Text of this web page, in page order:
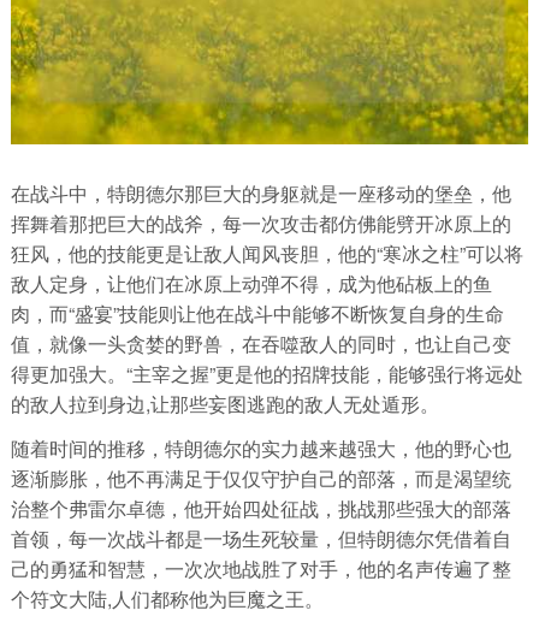
在战斗中，特朗德尔那巨大的身躯就是一座移动的堡垒，他
挥舞着那把巨大的战斧，每一次攻击都仿佛能劈开冰原上的
狂风，他的技能更是让敌人闻风丧胆，他的“寒冰之柱”可以将
敌人定身，让他们在冰原上动弹不得，成为他砧板上的鱼
肉，而“盛宴”技能则让他在战斗中能够不断恢复自身的生命
值，就像一头贪婪的野兽，在吞噬敌人的同时，也让自己变
得更加强大。“主宰之握”更是他的招牌技能，能够强行将远处
的敌人拉到身边,让那些妄图逃跑的敌人无处遁形。
随着时间的推移，特朗德尔的实力越来越强大，他的野心也
逐渐膨胀，他不再满足于仅仅守护自己的部落，而是渴望统
治整个弗雷尔卓德，他开始四处征战，挑战那些强大的部落
首领，每一次战斗都是一场生死较量，但特朗德尔凭借着自
己的勇猛和智慧，一次次地战胜了对手，他的名声传遍了整
个符文大陆,人们都称他为巨魔之王。